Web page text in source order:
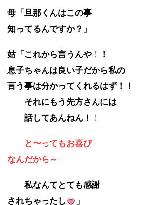
母「旦那くんはこの事
知ってるんですか？」
姑「これから言うんや！！
息子ちゃんは良い子だから私の
言う事は分かってくれるはず！！
それにもう先方さんには
話してあんねん！！
と〜ってもお喜び
なんだから～
私なんてとても感謝
されちゃったし
」